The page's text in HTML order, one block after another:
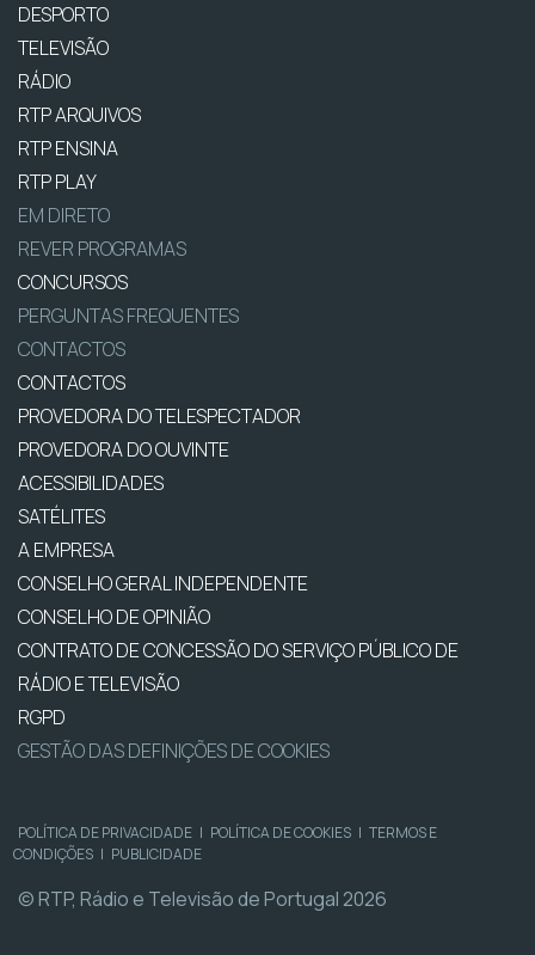
DESPORTO
TELEVISÃO
RÁDIO
RTP ARQUIVOS
RTP ENSINA
RTP PLAY
EM DIRETO
REVER PROGRAMAS
CONCURSOS
PERGUNTAS FREQUENTES
CONTACTOS
CONTACTOS
PROVEDORA DO TELESPECTADOR
PROVEDORA DO OUVINTE
ACESSIBILIDADES
SATÉLITES
A EMPRESA
CONSELHO GERAL INDEPENDENTE
CONSELHO DE OPINIÃO
CONTRATO DE CONCESSÃO DO SERVIÇO PÚBLICO DE
RÁDIO E TELEVISÃO
RGPD
GESTÃO DAS DEFINIÇÕES DE COOKIES
POLÍTICA DE PRIVACIDADE | POLÍTICA DE COOKIES | TERMOS E
CONDIÇÕES | PUBLICIDADE
© RTP, Rádio e Televisão de Portugal 2026